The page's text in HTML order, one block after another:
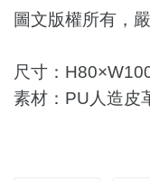
圖文版權所有，
尺寸： H80×W10
素材：PU人造皮